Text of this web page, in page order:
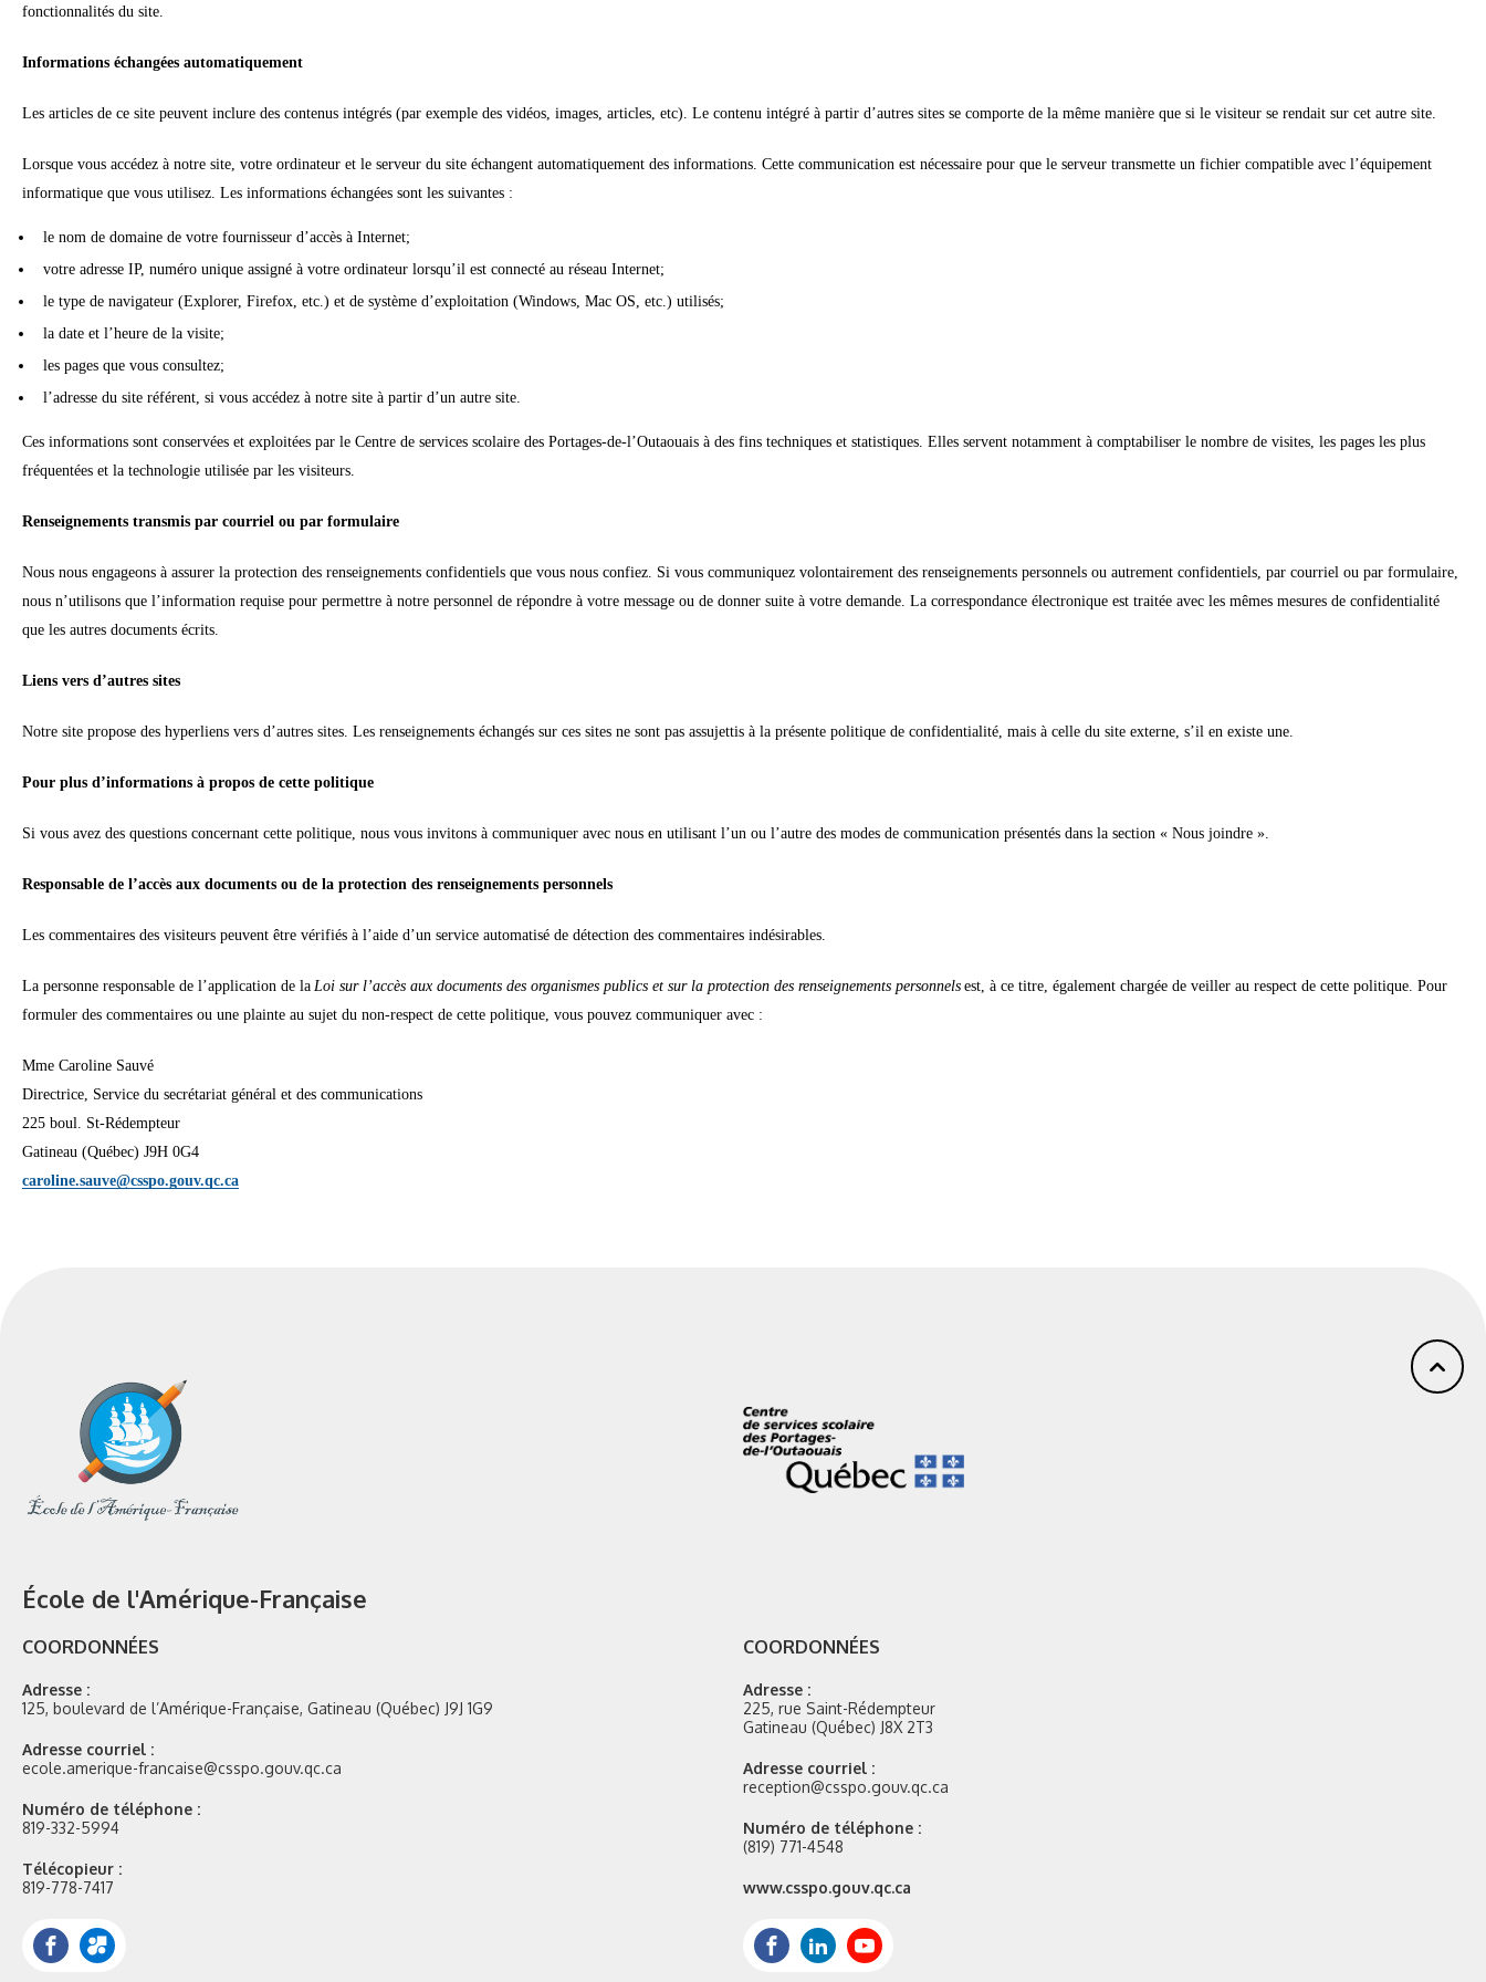
fonctionnalités du site.
Informations échangées automatiquement
Les articles de ce site peuvent inclure des contenus intégrés (par exemple des vidéos, images, articles, etc). Le contenu intégré à partir d’autres sites se comporte de la même manière que si le visiteur se rendait sur cet autre site.
Lorsque vous accédez à notre site, votre ordinateur et le serveur du site échangent automatiquement des informations. Cette communication est nécessaire pour que le serveur transmette un fichier compatible avec l’équipement
informatique que vous utilisez. Les informations échangées sont les suivantes :
le nom de domaine de votre fournisseur d’accès à Internet;
votre adresse IP, numéro unique assigné à votre ordinateur lorsqu’il est connecté au réseau Internet;
le type de navigateur (Explorer, Firefox, etc.) et de système d’exploitation (Windows, Mac OS, etc.) utilisés;
la date et l’heure de la visite;
les pages que vous consultez;
l’adresse du site référent, si vous accédez à notre site à partir d’un autre site.
Ces informations sont conservées et exploitées par le Centre de services scolaire des Portages-de-l’Outaouais à des fins techniques et statistiques. Elles servent notamment à comptabiliser le nombre de visites, les pages les plus
fréquentées et la technologie utilisée par les visiteurs.
Renseignements transmis par courriel ou par formulaire
Nous nous engageons à assurer la protection des renseignements confidentiels que vous nous confiez. Si vous communiquez volontairement des renseignements personnels ou autrement confidentiels, par courriel ou par formulaire,
nous n’utilisons que l’information requise pour permettre à notre personnel de répondre à votre message ou de donner suite à votre demande. La correspondance électronique est traitée avec les mêmes mesures de confidentialité
que les autres documents écrits.
Liens vers d’autres sites
Notre site propose des hyperliens vers d’autres sites. Les renseignements échangés sur ces sites ne sont pas assujettis à la présente politique de confidentialité, mais à celle du site externe, s’il en existe une.
Pour plus d’informations à propos de cette politique
Si vous avez des questions concernant cette politique, nous vous invitons à communiquer avec nous en utilisant l’un ou l’autre des modes de communication présentés dans la section « Nous joindre ».
Responsable de l’accès aux documents ou de la protection des renseignements personnels
Les commentaires des visiteurs peuvent être vérifiés à l’aide d’un service automatisé de détection des commentaires indésirables.
La personne responsable de l’application de la Loi sur l’accès aux documents des organismes publics et sur la protection des renseignements personnels est, à ce titre, également chargée de veiller au respect de cette politique. Pour
formuler des commentaires ou une plainte au sujet du non-respect de cette politique, vous pouvez communiquer avec :
Mme Caroline Sauvé
Directrice, Service du secrétariat général et des communications
225 boul. St-Rédempteur
Gatineau (Québec) J9H 0G4
caroline.sauve@csspo.gouv.qc.ca
École de l'Amérique-Française
COORDONNÉES
Adresse :
125, boulevard de l’Amérique-Française, Gatineau (Québec) J9J 1G9
Adresse courriel :
ecole.amerique-francaise@csspo.gouv.qc.ca
Numéro de téléphone :
819-332-5994
Télécopieur :
819-778-7417
Facebook
Portail
Mozaik
COORDONNÉES
Adresse :
225, rue Saint-Rédempteur
Gatineau (Québec) J8X 2T3
Adresse courriel :
reception@csspo.gouv.qc.ca
Numéro de téléphone :
(819) 771-4548
Site
www.csspo.gouv.qc.ca
FacebookLinkedInYoutube